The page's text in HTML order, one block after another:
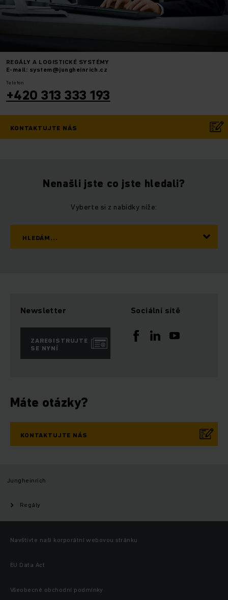
REGÁLY A LOGISTICKÉ SYSTÉMY
E-mail: system@jungheinrich.cz
Telefon
+420 313 333 193
KONTAKTUJTE NÁS
Nenašli jste co jste hledali?
Vyberte si z nabídky níže:
HLEDÁM...
Newsletter
ZAREGISTRUJTE
SE NYNÍ
Sociální sítě
Máte otázky?
KONTAKTUJTE NÁS
Jungheinrich
Regály
Navštivte naši korporátní webovou stránku
EU Data Act
Všeobecné obchodní podmínky